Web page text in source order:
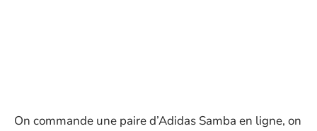
On commande une paire d’Adidas Samba en ligne, on